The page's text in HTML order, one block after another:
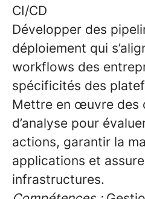
CI/CD
Développer des
déploiement qui
workflows des
spécificités des
Mettre en œuvre des
d’analyse pour
actions, garantir la
applications et
infrastructures.